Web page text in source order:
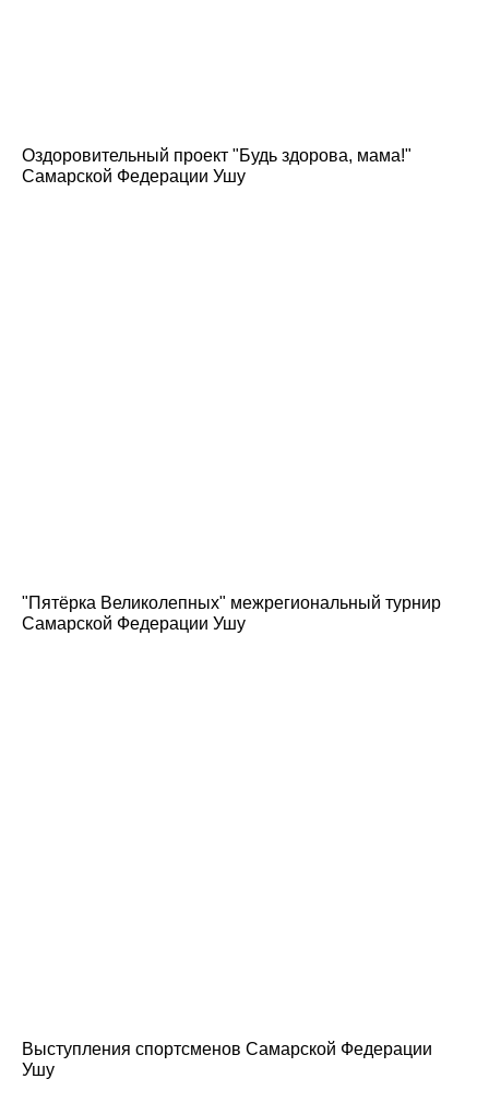
Оздоровительный проект "Будь здорова, мама!"
Самарской Федерации Ушу
"Пятёрка Великолепных" межрегиональный турнир
Самарской Федерации Ушу
Выступления спортсменов Самарской Федерации
Ушу